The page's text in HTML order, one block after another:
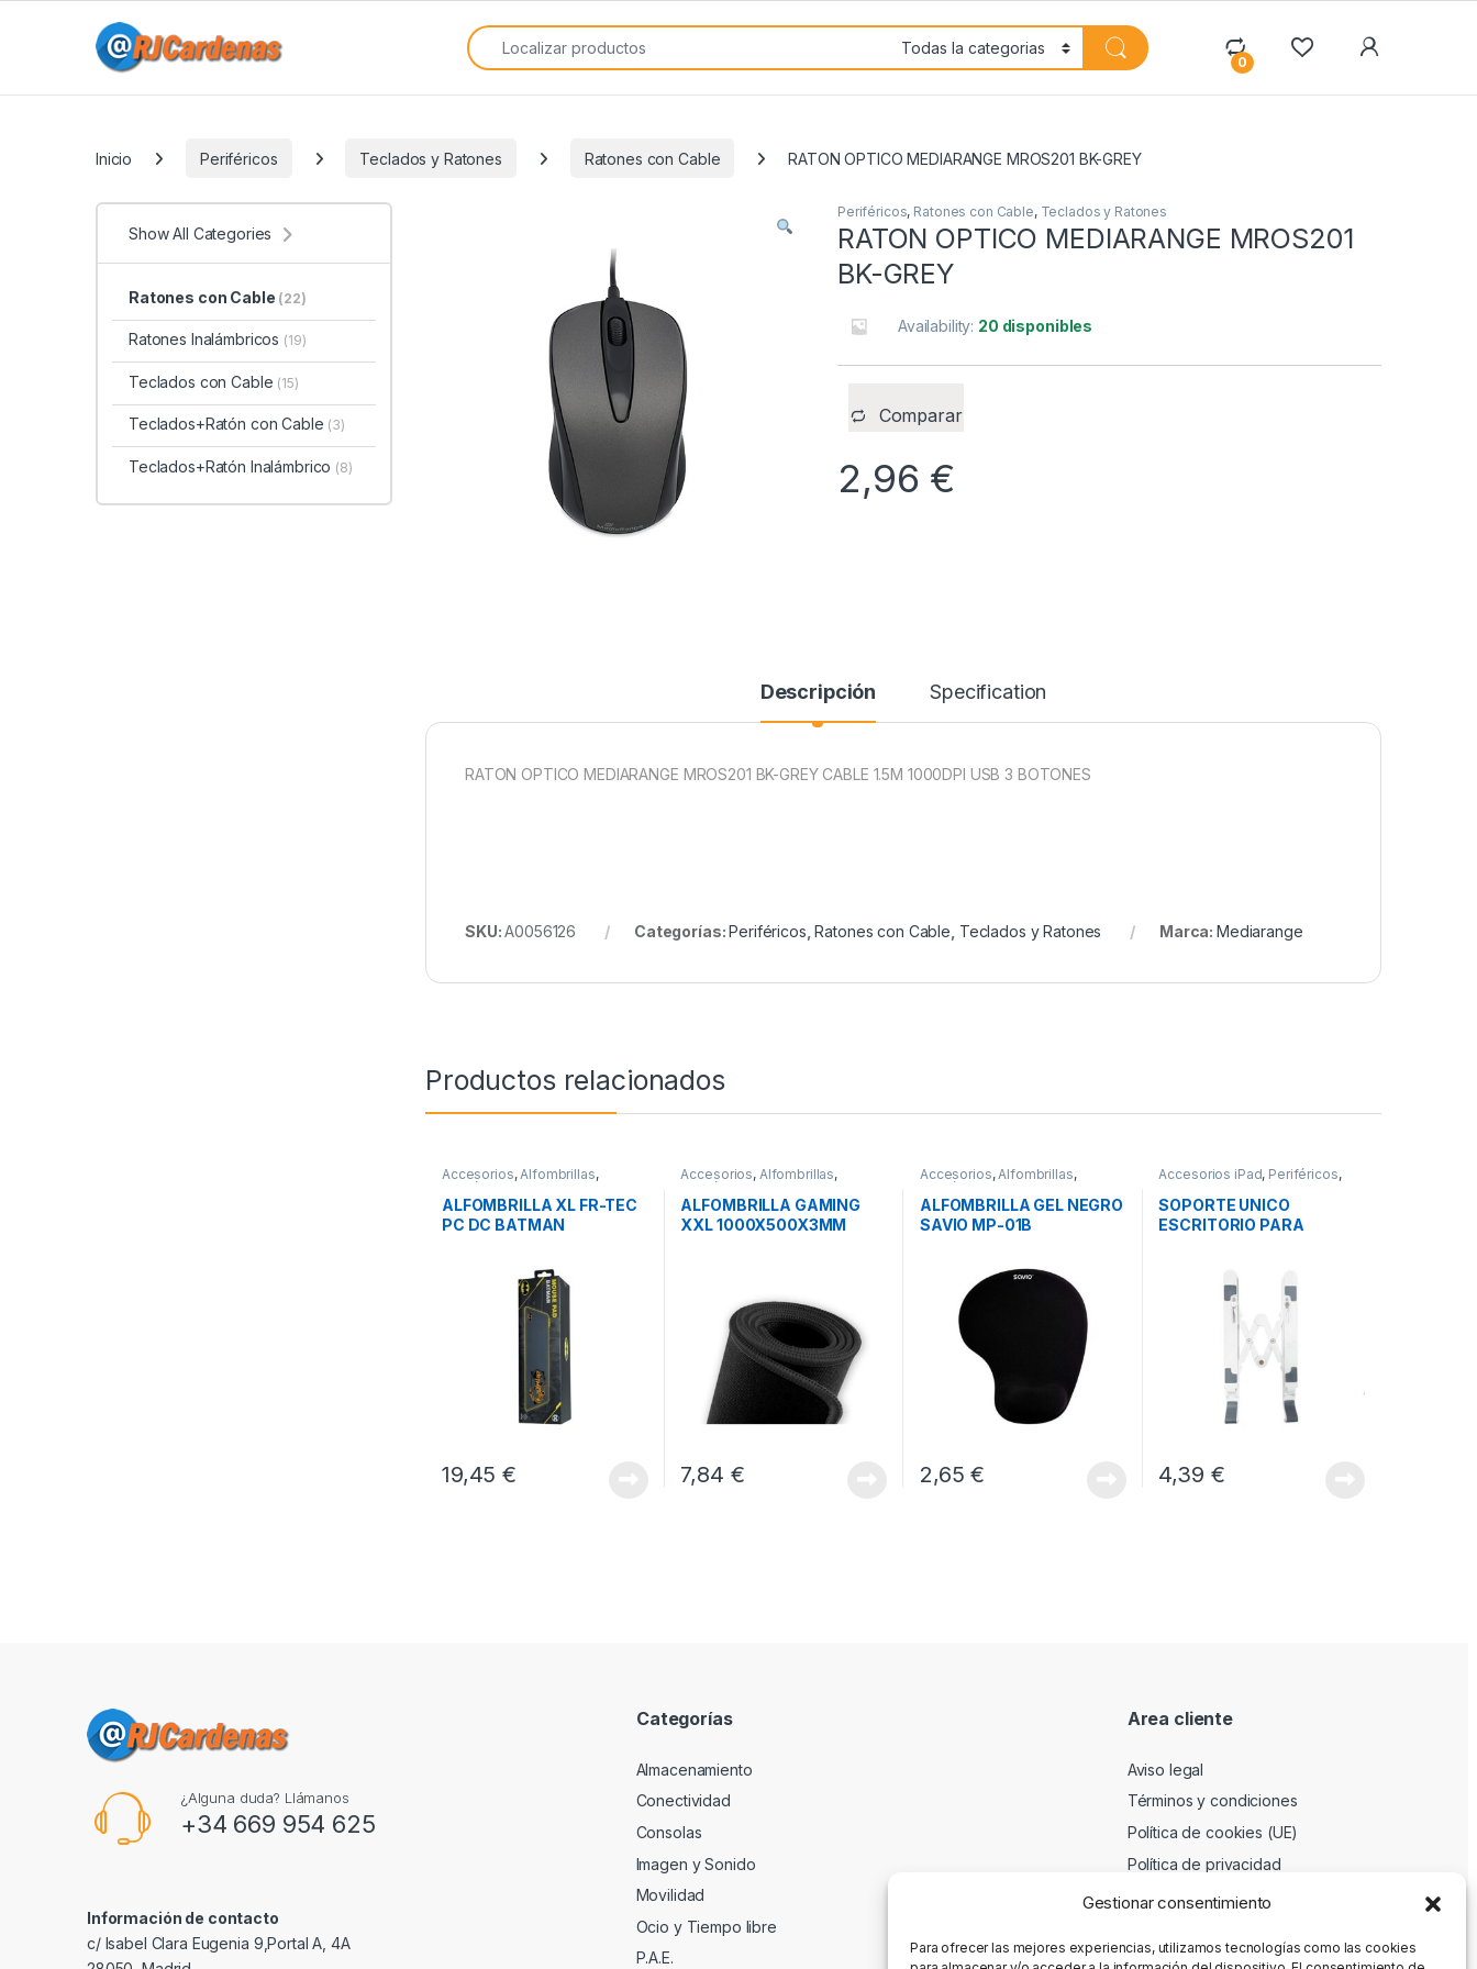
Gestionar consentimiento
Para ofrecer las mejores experiencias, utilizamos tecnologías como las cookies
Search for:
0
Inicio Periféricos Teclados y Ratones Ratones con Cable RATON OPTICO MEDIARANGE MROS201 BK-GREY
Periféricos, Ratones con Cable, Teclados y Ratones
RATON OPTICO MEDIARANGE MROS201
BK-GREY
Availability: 20 disponibles
Comparar
2,96 €
Descripción Specification
RATON OPTICO MEDIARANGE MROS201 BK-GREY CABLE 1.5M 1000DPI USB 3 BOTONES
SKU:A0056126 Categorías:Periféricos ,Ratones con Cable Teclados y Ratones Marca:Mediarange
Productos relacionados
Accesorios,Alfombrillas,
Periféricos
ALFOMBRILLA XL FR-TEC
PC DC BATMAN
19,45€
Accesorios, Alfombrillas,
Periféricos
ALFOMBRILLA GAMING
XXL 1000X500X3MM
7,84 €
Accesorios,Alfombrillas,
Periféricos
ALFOMBRILLA GEL NEGRO
SAVIO MP-01B
2,65€
Accesorios iPad, Periféricos,
SOPORTE UNICO
ESCRITORIO PARA
4,39 €
Show All Categories
Ratones con Cable (22)
Ratones Inalámbricos (19)
Teclados con Cable (15)
Teclados+Ratón con Cable (3)
Teclados+Ratón Inalámbrico (8)
¿Alguna duda? Llámanos
+34 669 954 625
Información de contacto
c/ Isabel Clara Eugenia 9,Portal A, 4A
Categorías
Almacenamiento
Conectividad
Consolas
Imagen y Sonido
Movilidad
Ocio y Tiempo libre
P.A.E.
Area cliente
Aviso legal
Términos y condiciones
Política de cookies (UE)
Política de privacidad